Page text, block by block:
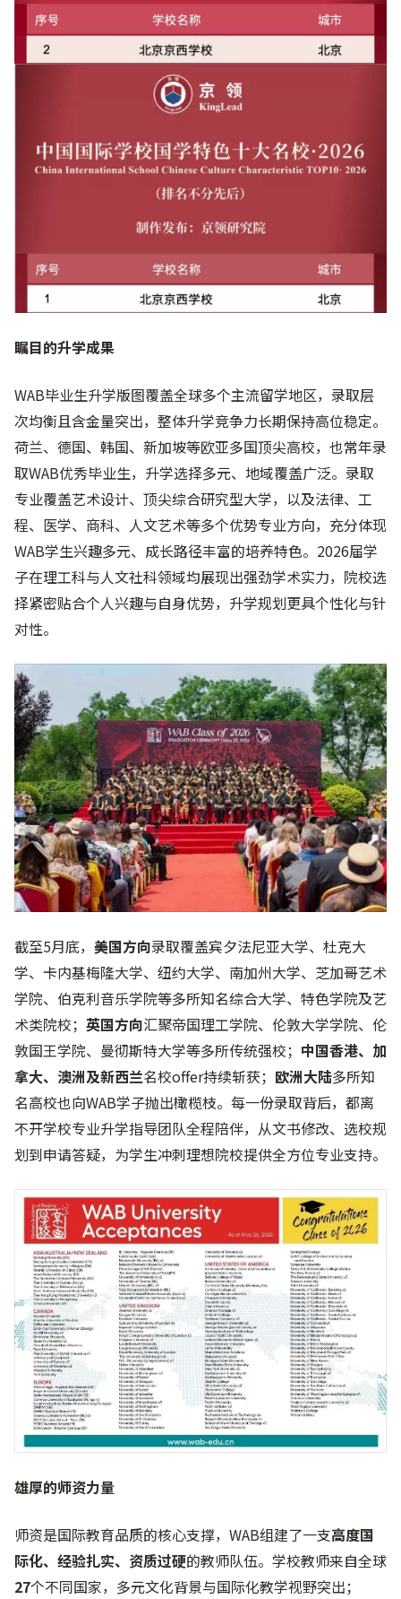
瞩目的升学成果
WAB毕业生升学版图覆盖全球多个主流留学地区，录取层
次均衡且含金量突出，整体升学竞争力长期保持高位稳定。
荷兰、德国、韩国、新加坡等欧亚多国顶尖高校，也常年录
取WAB优秀毕业生，升学选择多元、地域覆盖广泛。录取
专业覆盖艺术设计、顶尖综合研究型大学，以及法律、工
程、医学、商科、人文艺术等多个优势专业方向，充分体现
WAB学生兴趣多元、成长路径丰富的培养特色。2026届学
子在理工科与人文社科领域均展现出强劲学术实力，院校选
择紧密贴合个人兴趣与自身优势，升学规划更具个性化与针
对性。
截至5月底， 美国方向录取覆盖宾夕法尼亚大学、杜克大
学、卡内基梅隆大学、纽约大学、南加州大学、芝加哥艺术
学院、伯克利音乐学院等多所知名综合大学、特色学院及艺
术类院校； 英国方向汇聚帝国理工学院、伦敦大学学院、伦
敦国王学院、曼彻斯特大学等多所传统强校； 中国香港、加
拿大、 澳洲及新西兰名校offer持续斩获； 欧洲大陆多所知
名高校也向WAB学子抛出橄榄枝。每一份录取背后，都离
不开学校专业升学指导团队全程陪伴，从文书修改、选校规
划到申请答疑，为学生冲刺理想院校提供全方位专业支持。
雄厚的师资力量
师资是国际教育品质的核心支撑，WAB组建了一支高度国
际化、经验扎实、资质过硬的教师队伍。学校教师来自全球
27个不同国家，多元文化背景与国际化教学视野突出；